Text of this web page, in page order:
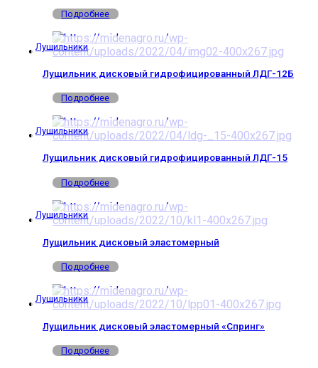
Подробнее
Лущильники
Лущильник дисковый гидрофицированный ЛДГ-12Б
Подробнее
Лущильники
Лущильник дисковый гидрофицированный ЛДГ-15
Подробнее
Лущильники
Лущильник дисковый эластомерный
Подробнее
Лущильники
Лущильник дисковый эластомерный «Спринг»
Подробнее